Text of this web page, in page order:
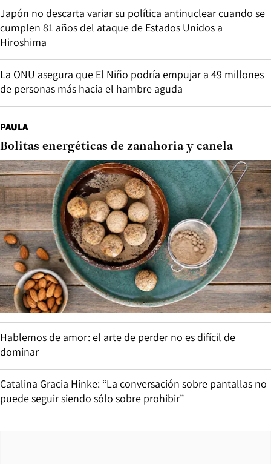
Japón no descarta variar su política antinuclear cuando se
cumplen 81 años del ataque de Estados Unidos a
Hiroshima
La ONU asegura que El Niño podría empujar a 49 millones
de personas más hacia el hambre aguda
PAULA
Bolitas energéticas de zanahoria y canela
Hablemos de amor: el arte de perder no es difícil de
dominar
Catalina Gracia Hinke: “La conversación sobre pantallas no
puede seguir siendo sólo sobre prohibir”